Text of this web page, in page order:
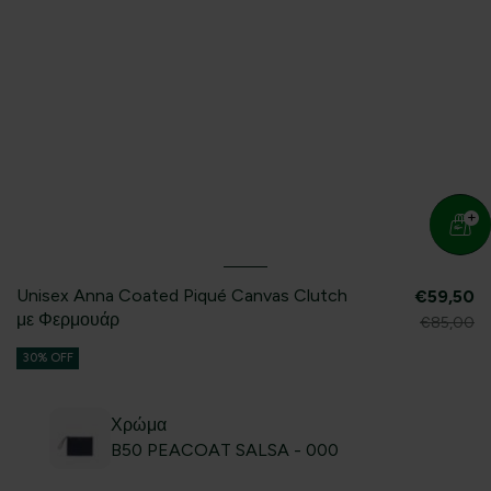
Unisex Anna Coated Piqué Canvas Clutch
με Φερμουάρ
€59,50
€85,00
30% OFF
Χρώμα
B50 PEACOAT SALSA - 000